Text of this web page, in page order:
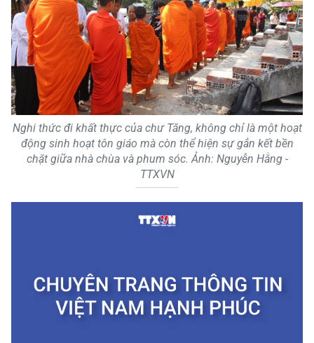
Nghi thức đi khất thực của chư Tăng, không chỉ là một hoạt
động sinh hoạt tôn giáo mà còn thể hiện sự gắn kết bền
chặt giữa nhà chùa và phum sóc. Ảnh: Nguyễn Hằng -
TTXVN